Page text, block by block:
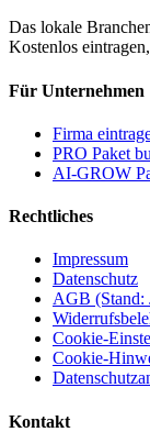
Das lokale
Kostenlos
Für Unternehmen
Firma
PRO Paket
AI-GROW
Rechtliches
Impressum
Datenschutz
AGB (Stand:
Cookie-
Cookie-
Kontakt